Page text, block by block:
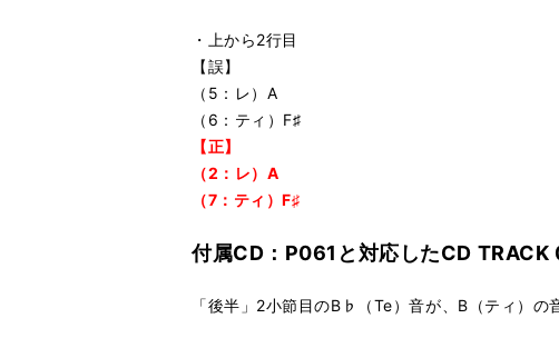
・上から2行目
【誤】
（5：レ）A
（6：ティ）F♯
【正】
（2：レ）A
（7：ティ）F♯
付属CD：P061と対応したCD TRACK
「後半」2小節目のB♭（Te）音が、B（ティ）